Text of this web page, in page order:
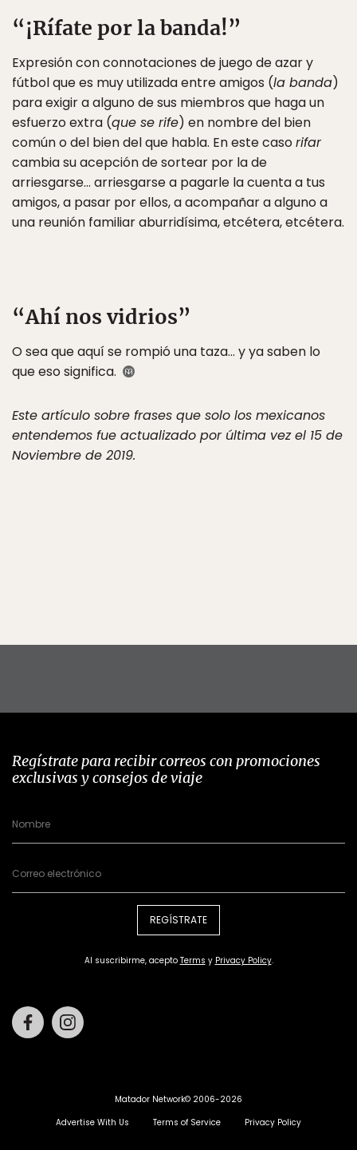
“¡Rífate por la banda!”
Expresión con connotaciones de juego de azar y
fútbol que es muy utilizada entre amigos (la banda)
para exigir a alguno de sus miembros que haga un
esfuerzo extra (que se rife) en nombre del bien
común o del bien del que habla. En este casorifar
cambia su acepción de sortear por la de
arriesgarse… arriesgarse a pagarle la cuenta a tus
amigos, a pasar por ellos, a acompañar a alguno a
una reunión familiar aburridísima, etcétera, etcétera.
“Ahí nos vidrios”
O sea que aquí se rompió una taza… y ya saben lo
que eso significa.
Este artículo sobre frases que solo los mexicanos
entendemos fue actualizado por última vez el 15 de
Noviembre de 2019.
Regístrate para recibir correos con promociones
exclusivas y consejos de viaje
REGÍSTRATE
Al suscribirme, acepto Terms y Privacy Policy.
Facebook
Matador Network© 2006-2026
Advertise With Us
Terms of Service Privacy Policy